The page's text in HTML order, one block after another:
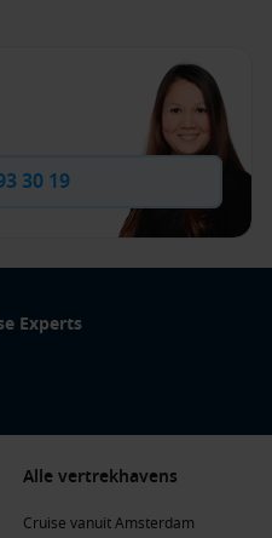
30 19
Experts
Alle vertrekhavens
Cruise vanuit Amsterdam